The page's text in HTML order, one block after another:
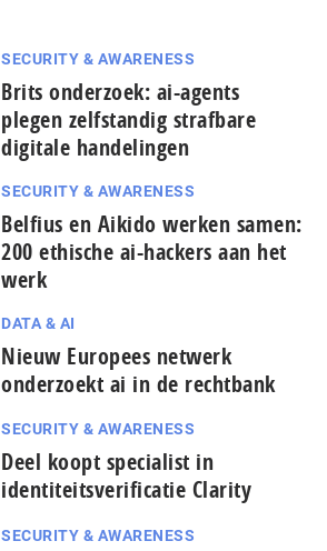
SECURITY & AWARENESS
Brits onderzoek: ai-agents
plegen zelfstandig strafbare
digitale handelingen
SECURITY & AWARENESS
Belfius en Aikido werken samen:
200 ethische ai-hackers aan het
werk
DATA & AI
Nieuw Europees netwerk
onderzoekt ai in de rechtbank
SECURITY & AWARENESS
Deel koopt specialist in
identiteitsverificatie Clarity
SECURITY & AWARENESS